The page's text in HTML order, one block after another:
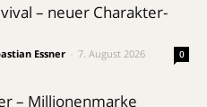
– neuer Charakter-
Essner 7. August 2026 0
– Millionenmarke